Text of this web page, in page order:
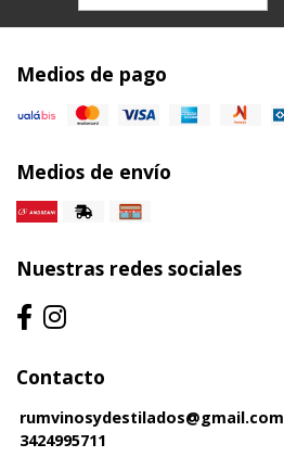
Medios de pago
Medios de envío
Nuestras redes sociales
Contacto
rumvinosydestilados@gmail.com
3424995711